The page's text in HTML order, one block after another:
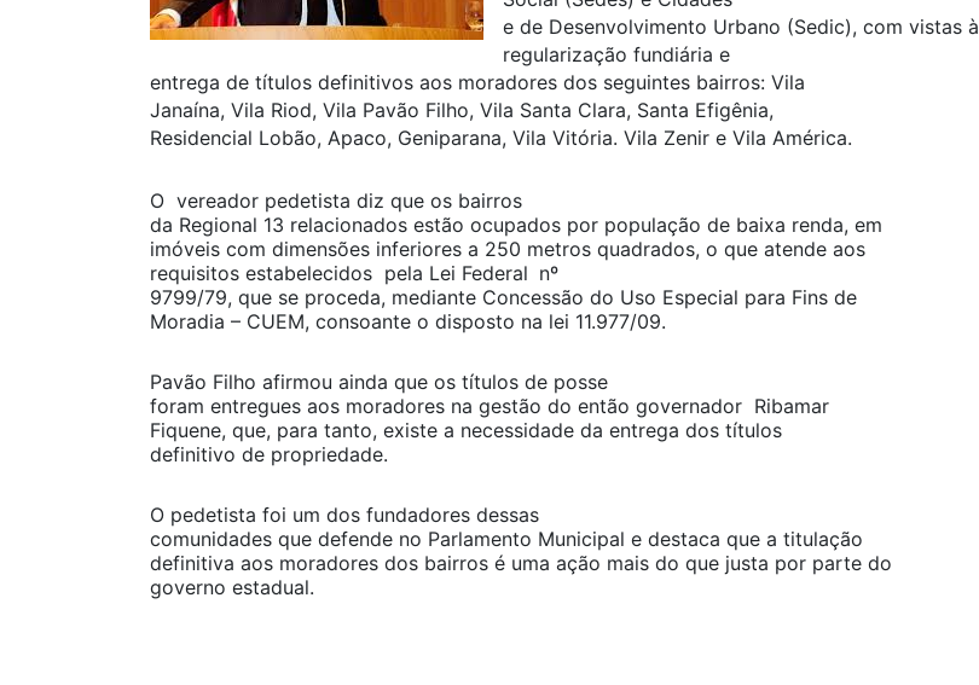
e de Desenvolvimento Urbano (Sedic), com vistas à
regularização fundiária e
entrega de títulos definitivos aos moradores dos seguintes bairros: Vila
Janaína, Vila Riod, Vila Pavão Filho, Vila Santa Clara, Santa Efigênia,
Residencial Lobão, Apaco, Geniparana, Vila Vitória. Vila Zenir e Vila América.
O vereador pedetista diz que os bairros
da Regional 13 relacionados estão ocupados por população de baixa renda, em
imóveis com dimensões inferiores a 250 metros quadrados, o que atende aos
requisitos estabelecidos pela Lei Federal nº
9799/79, que se proceda, mediante Concessão do Uso Especial para Fins de
Moradia – CUEM, consoante o disposto na lei 11.977/09.
Pavão Filho afirmou ainda que os títulos de posse
foram entregues aos moradores na gestão do então governador Ribamar
Fiquene, que, para tanto, existe a necessidade da entrega dos títulos
definitivo de propriedade.
O pedetista foi um dos fundadores dessas
comunidades que defende no Parlamento Municipal e destaca que a titulação
definitiva aos moradores dos bairros é uma ação mais do que justa por parte do
governo estadual.